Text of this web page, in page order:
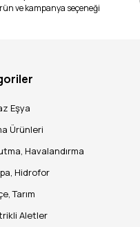
ve kampanya seçeneği
Eşya
Ürünleri
Havalandırma
Hidrofor
Tarım
Aletler